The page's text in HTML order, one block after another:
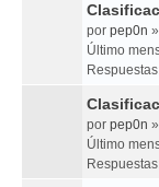
por pep0n
Último
por pep0n
Último